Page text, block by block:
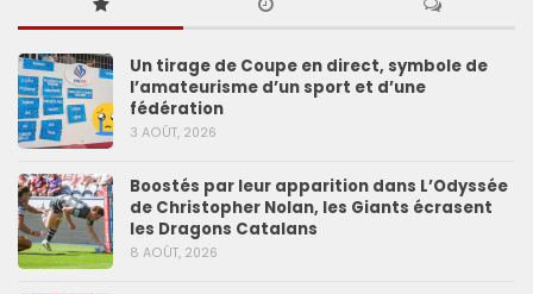
Un tirage de Coupe en direct, symbole de
l’amateurisme d’un sport et d’une
fédération
3 AOÛT, 2026
Boostés par leur apparition dans L’Odyssée
de Christopher Nolan, les Giants écrasent
les Dragons Catalans
8 AOÛT, 2026